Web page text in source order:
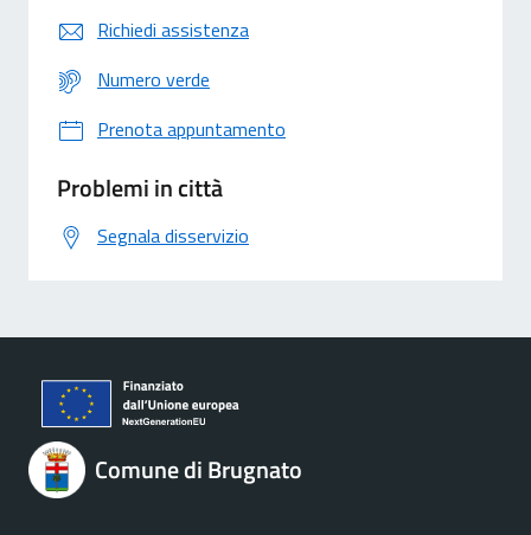
Richiedi assistenza
Numero verde
Prenota appuntamento
Problemi in città
Segnala disservizio
Comune di Brugnato